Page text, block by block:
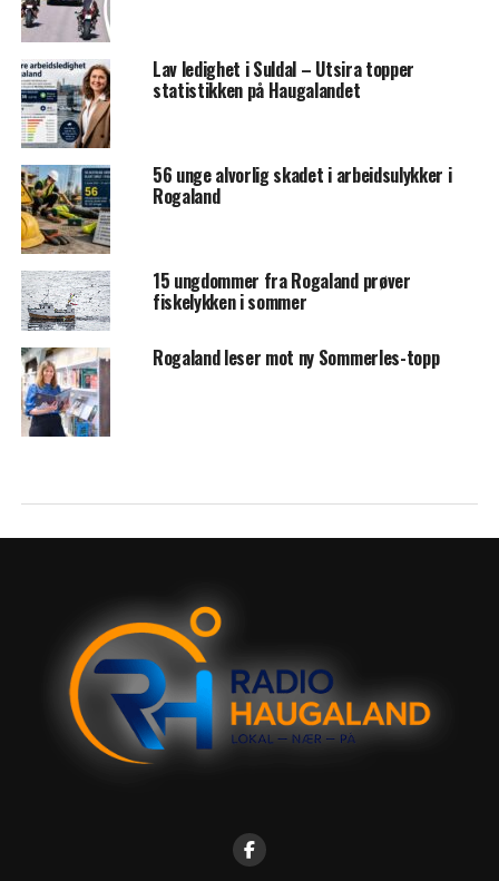
Lav ledighet i Suldal – Utsira topper
statistikken på Haugalandet
56 unge alvorlig skadet i arbeidsulykker i
Rogaland
15 ungdommer fra Rogaland prøver
fiskelykken i sommer
Rogaland leser mot ny Sommerles-topp